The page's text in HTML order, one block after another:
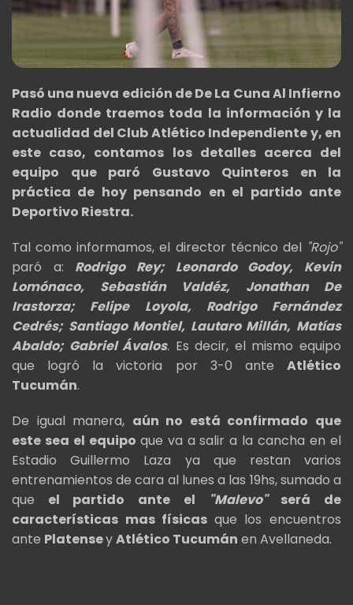
Pasó una nueva edición de De La Cuna Al Infierno
Radio donde traemos toda la información y la
actualidad del Club Atlético Independiente y, en
este caso, contamos los detalles acerca del
equipo que paró Gustavo Quinteros en la
práctica de hoy pensando en el partido ante
Deportivo Riestra.
Tal como informamos, el director técnico del "Rojo"
paró a: Rodrigo Rey; Leonardo Godoy, Kevin
Lomónaco, Sebastián Valdéz, Jonathan De
Irastorza; Felipe Loyola, Rodrigo Fernández
Cedrés; Santiago Montiel, Lautaro Millán, Matías
Abaldo; Gabriel Ávalos. Es decir, el mismo equipo
que logró la victoria por 3-0 ante Atlético
Tucumán.
De igual manera, aún no está confirmado que
este sea el equipo que va a salir a la cancha en el
Estadio Guillermo Laza ya que restan varios
entrenamientos de cara al lunes a las 19hs, sumado a
que el partido ante el "Malevo"será de
características mas físicas que los encuentros
ante PlatenseyAtlético Tucumán en Avellaneda.